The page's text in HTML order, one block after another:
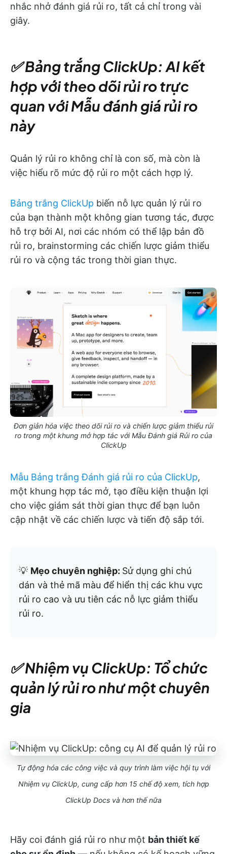
nhắc nhở đánh giá rủi ro, tất cả chỉ trong vài
giây.
✅ Bảng trắng ClickUp: AI kết
hợp với theo dõi rủi ro trực
quan với Mẫu đánh giá rủi ro
này
Quản lý rủi ro không chỉ là con số, mà còn là
việc hiểu rõ mức độ rủi ro một cách hợp lý.
Bảng trắng ClickUp biến nỗ lực quản lý rủi ro
của bạn thành một không gian tương tác, được
hỗ trợ bởi AI, nơi các nhóm có thể lập bản đồ
rủi ro, brainstorming các chiến lược giảm thiểu
rủi ro và cộng tác trong thời gian thực.
Đơn giản hóa việc theo dõi rủi ro và chiến lược giảm thiểu rủi
ro trong một khung mở hợp tác với Mẫu Đánh giá Rủi ro của
ClickUp
Mẫu Bảng trắng Đánh giá rủi ro của ClickUp,
một khung hợp tác mở, tạo điều kiện thuận lợi
cho việc giám sát thời gian thực để bạn luôn
cập nhật về các chiến lược và tiến độ sắp tới.
💡 Mẹo chuyên nghiệp: Sử dụng ghi chú
dán và thẻ mã màu để hiển thị các khu vực
rủi ro cao và ưu tiên các nỗ lực giảm thiểu
rủi ro.
✅ Nhiệm vụ ClickUp: Tổ chức
quản lý rủi ro như một chuyên
gia
Tự động hóa các công việc và quy trình làm việc hội tụ với
Nhiệm vụ ClickUp, cung cấp hơn 15 chế độ xem, tích hợp
ClickUp Docs và hơn thế nữa
Hãy coi đánh giá rủi ro như một bản thiết kế